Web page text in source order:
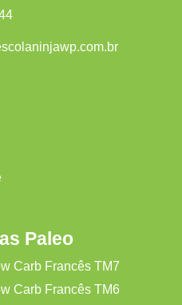
Paleo
Carb Francês TM7
Carb Francês TM6